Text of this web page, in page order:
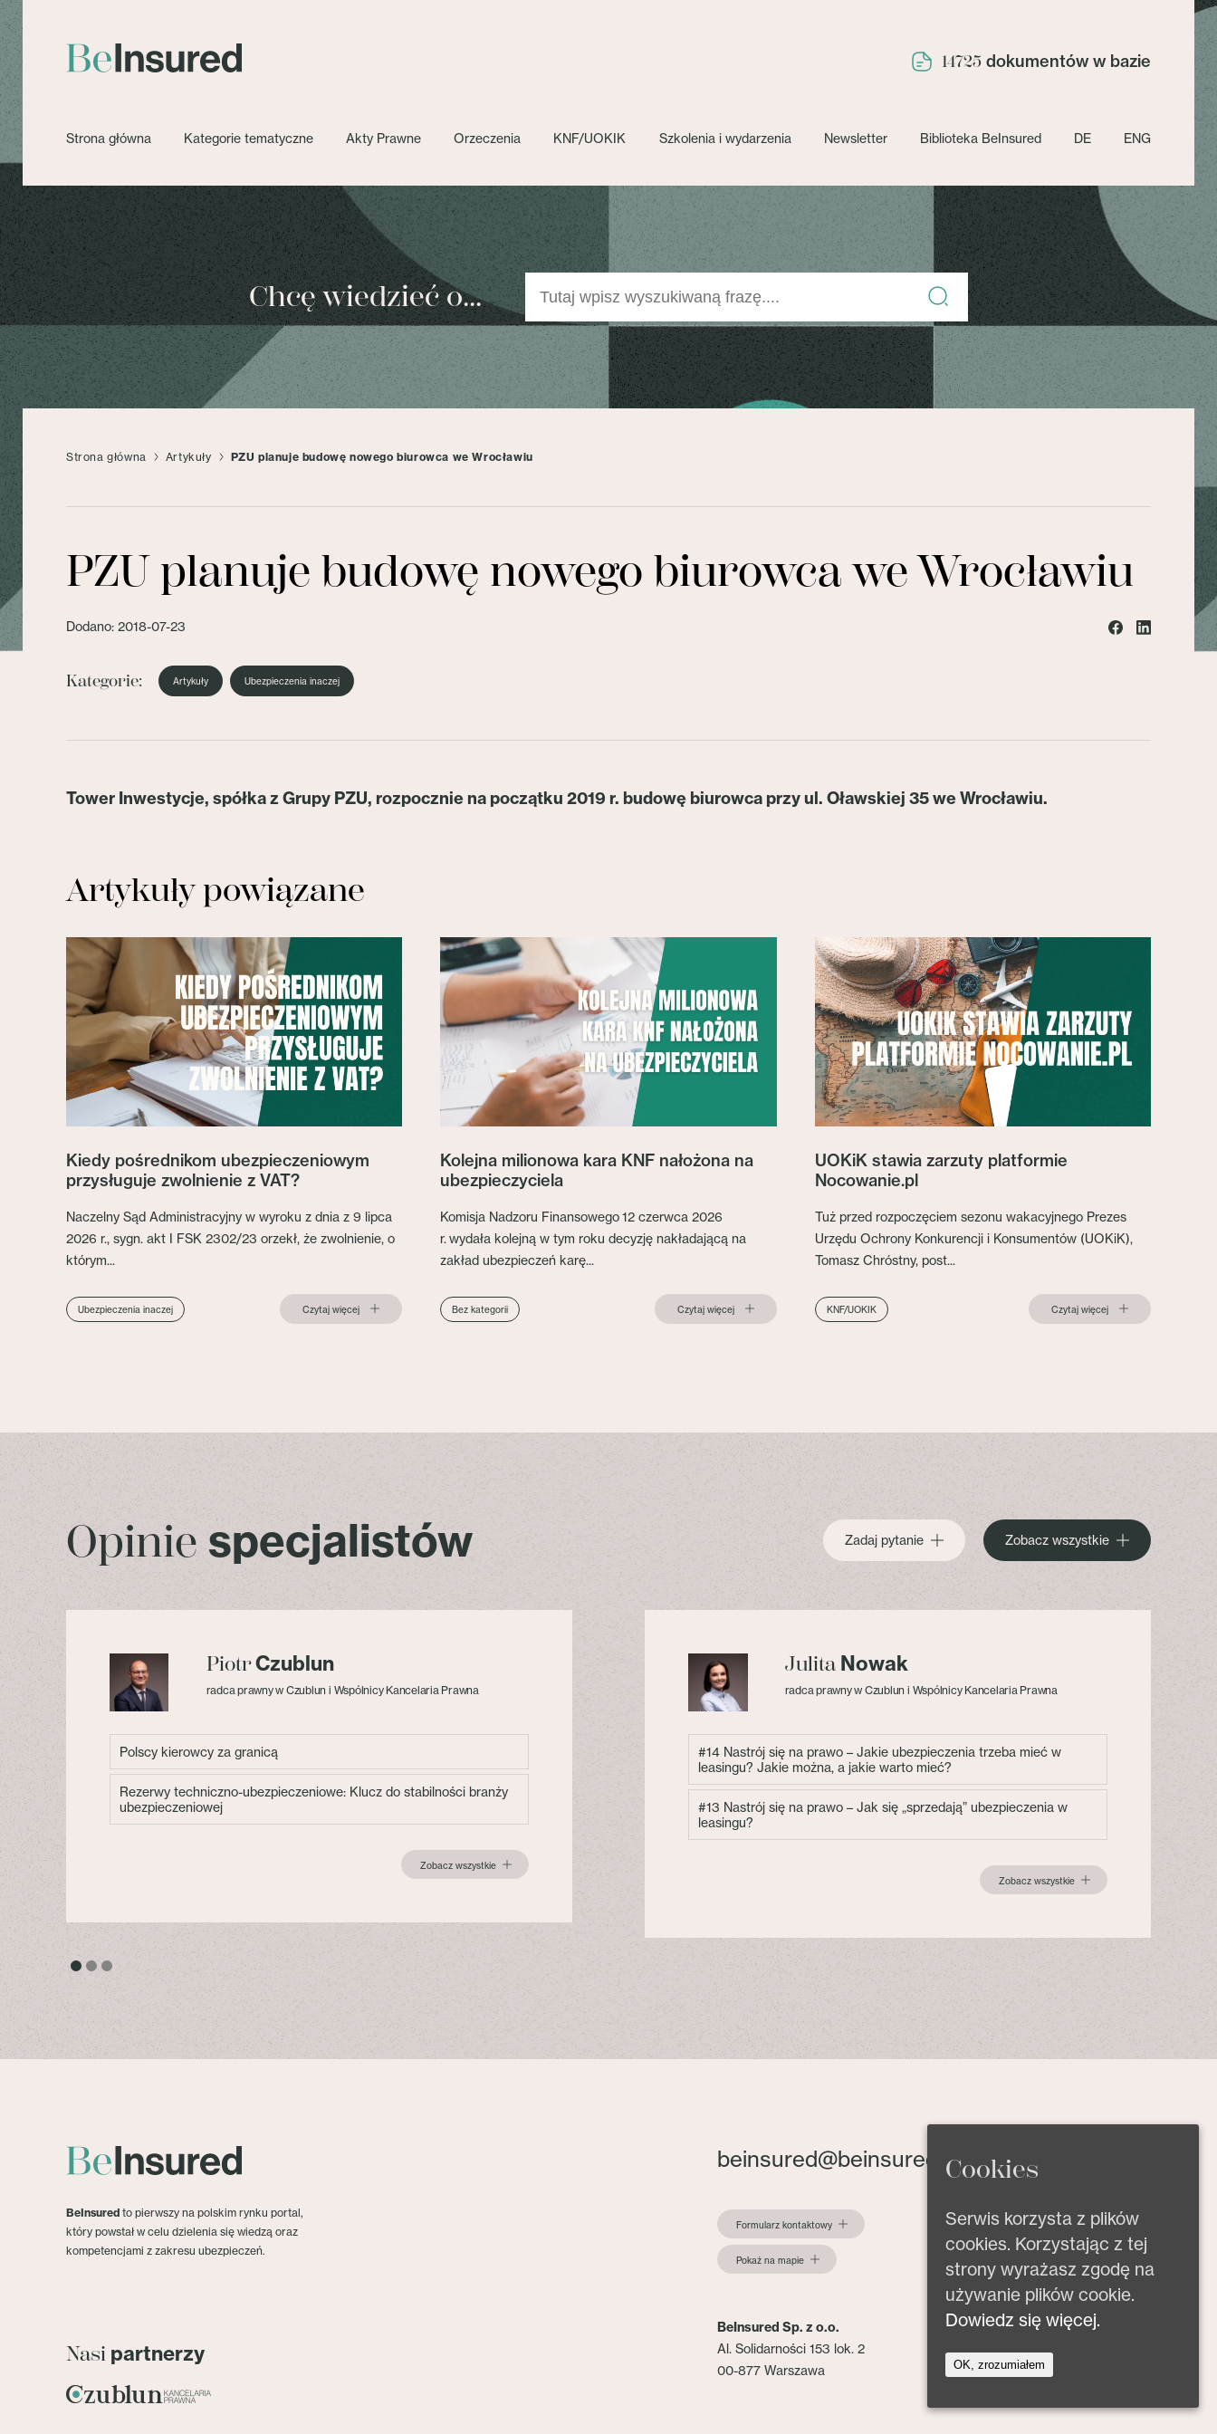
14725 dokumentów w bazie
Strona główna Kategorie tematyczne Akty Prawne Orzeczenia KNF/UOKIK Szkolenia i wydarzenia Newsletter Biblioteka BeInsured DE ENG
Chcę wiedzieć o...
Strona główna Artykuły PZU planuje budowę nowego biurowca we Wrocławiu
PZU planuje budowę nowego biurowca we Wrocławiu
Dodano: 2018-07-23
Kategorie: Artykuły Ubezpieczenia inaczej
Tower Inwestycje, spółka z Grupy PZU, rozpocznie na początku 2019 r. budowę biurowca przy ul. Oławskiej 35 we Wrocławiu.
Artykuły powiązane
Kiedy pośrednikom ubezpieczeniowym
przysługuje zwolnienie z VAT?
Naczelny Sąd Administracyjny w wyroku z dnia z 9 lipca
2026 r., sygn. akt I FSK 2302/23 orzekł, że zwolnienie, o
którym...
Ubezpieczenia inaczej Czytaj więcej
Kolejna milionowa kara KNF nałożona na
ubezpieczyciela
Komisja Nadzoru Finansowego 12 czerwca 2026
r. wydała kolejną w tym roku decyzję nakładającą na
zakład ubezpieczeń karę...
Bez kategorii Czytaj więcej
UOKiK stawia zarzuty platformie
Nocowanie.pl
Tuż przed rozpoczęciem sezonu wakacyjnego Prezes
Urzędu Ochrony Konkurencji i Konsumentów (UOKiK),
Tomasz Chróstny, post...
KNF/UOKIK Czytaj więcej
Opinie specjalistów Zadaj pytanie Zobacz wszystkie
PiotrCzublun
radca prawny w Czublun i Wspólnicy Kancelaria Prawna
Polscy kierowcy za granicą
Rezerwy techniczno-ubezpieczeniowe: Klucz do stabilności branży
ubezpieczeniowej
Zobacz wszystkie
Julita Nowak
radca prawny w Czublun i Wspólnicy Kancelaria Prawna
#14 Nastrój się na prawo – Jakie ubezpieczenia trzeba mieć w
leasingu? Jakie można, a jakie warto mieć?
#13 Nastrój się na prawo – Jak się „sprzedają” ubezpieczenia w
leasingu?
Zobacz wszystkie
BeInsured to pierwszy na polskim rynku portal,
który powstał w celu dzielenia się wiedzą oraz
kompetencjami z zakresu ubezpieczeń.
Nasi partnerzy
beinsured@beinsured.pl
Formularz kontaktowy
Pokaż na mapie
BeInsured Sp. z o.o.
Al. Solidarności 153 lok. 2
00-877 Warszawa
Cookies
Serwis korzysta z plików
cookies. Korzystając z tej
strony wyrażasz zgodę na
używanie plików cookie.
Dowiedz się więcej.
OK, zrozumiałem